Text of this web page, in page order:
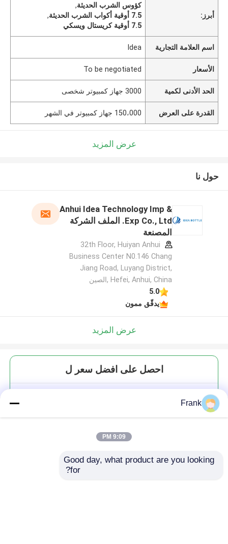
أبرز:
كؤوس الشرب الحديثة,
7.5 أوقية أكواب الشرب الحديثة
,
7.5 أوقية كريستال ويسكي
اسم العلامة التجارية Idea
الأسعار To be negotiated
الحد الأدنى لكمية 3000 جهاز كمبيوتر شخصى
القدرة على العرض 150،000 جهاز كمبيوتر في الشهر
عرض المزيد
حول نا
Anhui Idea Technology Imp &
Exp Co., Ltd. الملف الشركة
المصنعة
32th Floor, Huiyan Anhui
Business Center N0.146 Chang
Jiang Road, Luyang District,
Hefei, Anhui, China ,الصين
5.0
يدقّق ممون
عرض المزيد
احصل على افضل سعر ل
Frank
9:09 PM
Good day, what product are you looking
for?